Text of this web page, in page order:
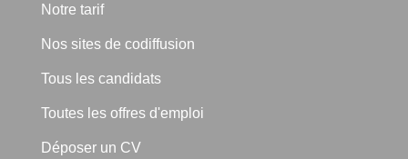
Notre tarif
Nos sites de codiffusion
Tous les candidats
Toutes les offres d'emploi
Déposer un CV